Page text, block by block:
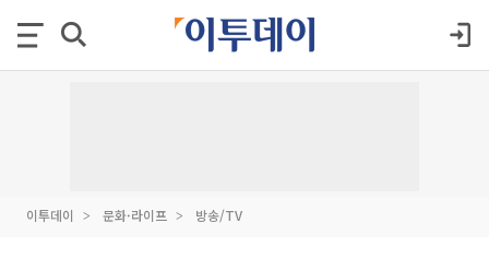
이투데이 문화·라이프 방송/TV